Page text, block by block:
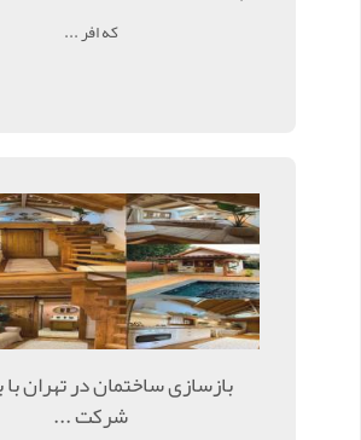
که افر ...
بازسازی ساختمان در تهران
شرکت ...